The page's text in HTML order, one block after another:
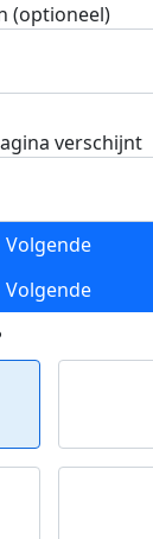
(optioneel)
verschijnt
Volgende
Volgende